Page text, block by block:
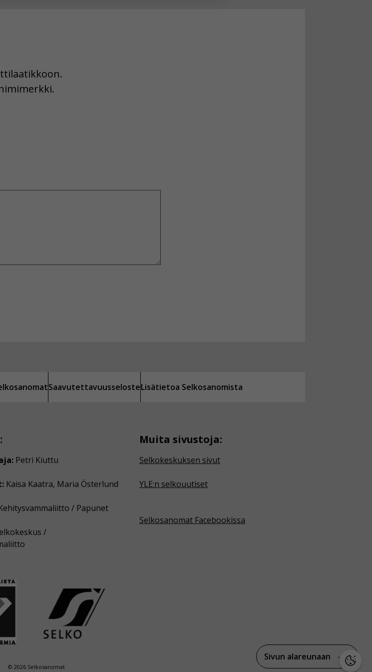
Sivun alareunaan
SaavutettavuusselosteLisätietoa Selkosanomista
Petri Kiuttu
Kaisa Kaatra, Maria Österlund
/ Papunet
/
Muita sivustoja:
Selkokeskuksen sivut
YLE:n selkouutiset
Selkosanomat Facebookissa
© 2026 Selkosanomat